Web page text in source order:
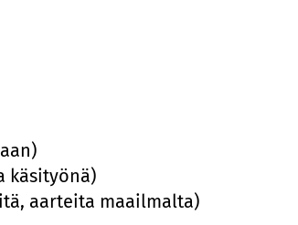
käsityönä)
aarteita maailmalta)